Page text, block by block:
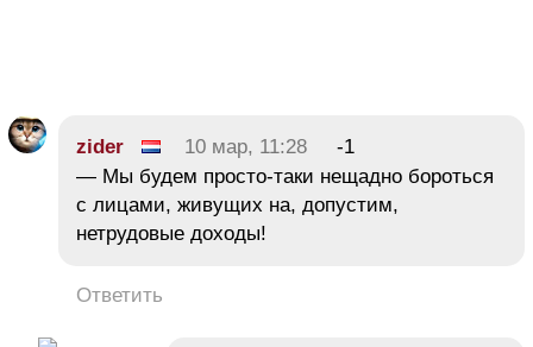
zider 10 мар, 11:28
-1
— Мы будем просто-таки нещадно бороться
с лицами, живущих на, допустим,
нетрудовые доходы!
Ответить